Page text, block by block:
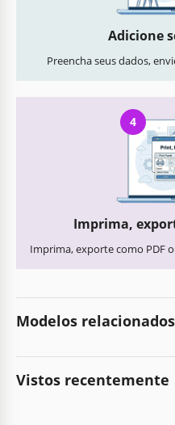
Adicione
Preencha seus dados,
4
Imprima,
Imprima, exporte como PDF
Modelos relacionados
Vistos recentemente